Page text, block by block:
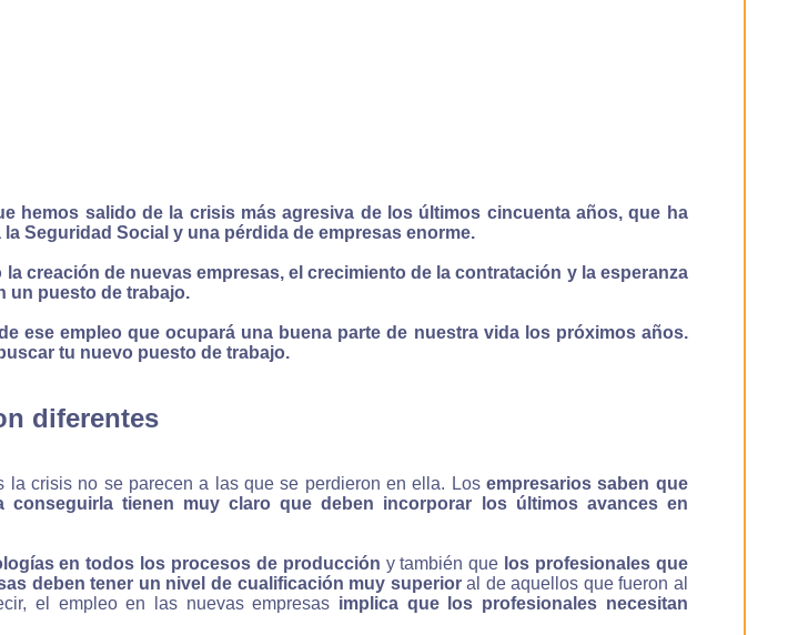
hemos salido de la crisis más agresiva de los últimos cincuenta años, que ha
Seguridad Social y una pérdida de empresas enorme.
creación de nuevas empresas, el crecimiento de la contratación y la esperanza
un puesto de trabajo.
ese empleo que ocupará una buena parte de nuestra vida los próximos años.
tu nuevo puesto de trabajo.
diferentes
la crisis no se parecen a las que se perdieron en ella. Losempresarios saben que
tienen muy claro que deben incorporar los últimos avances en
en todos los procesos de producción y también que los profesionales que
deben tener un nivel de cualificación muy superioral de aquellos que fueron al
el empleo en las nuevas empresas implica que los profesionales necesitan